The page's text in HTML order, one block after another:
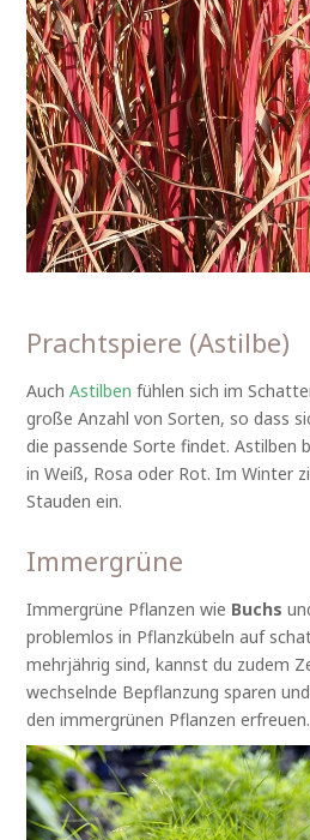
Prachtspiere (Astilbe)
AuchAstilben fühlen sich im
große Anzahl von Sorten, so dass
die passende Sorte findet. Astilben
in Weiß, Rosa oder Rot. Im Winter
Stauden ein.
Immergrüne
Immergrüne Pflanzen wie Buchs
problemlos in Pflanzkübeln auf
mehrjährig sind, kannst du zudem
wechselnde Bepflanzung sparen
den immergrünen Pflanzen erfreuen.